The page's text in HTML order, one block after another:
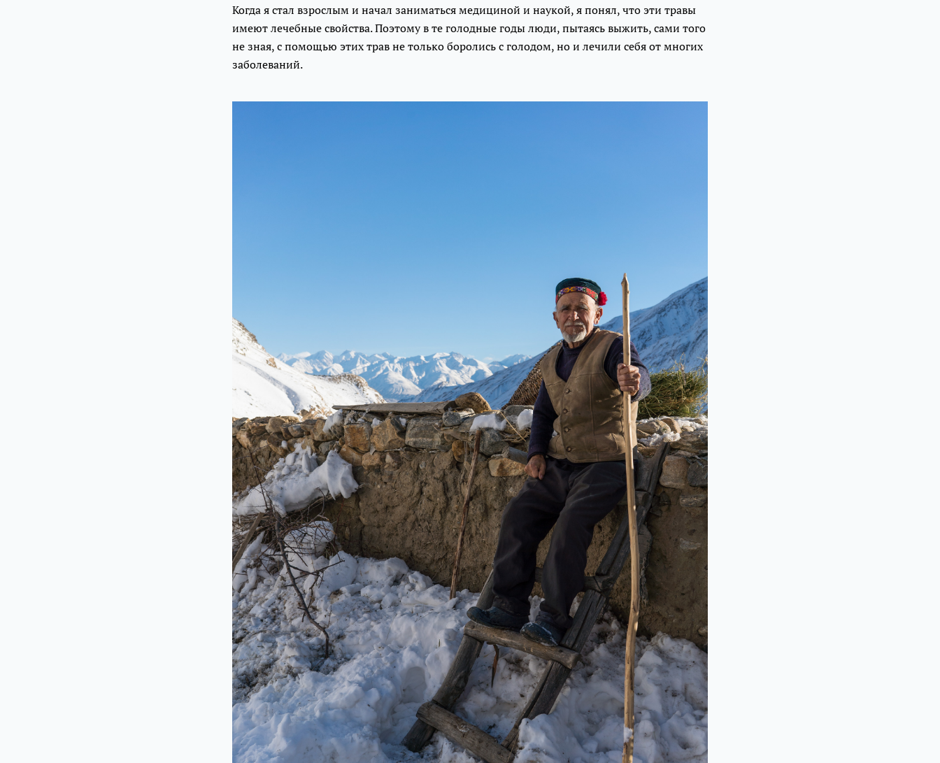
Когда я стал взрослым и начал заниматься медициной и наукой, я понял, что эти травы
имеют лечебные свойства. Поэтому в те голодные годы люди, пытаясь выжить, сами того
не зная, с помощью этих трав не только боролись с голодом, но и лечили себя от многих
заболеваний.